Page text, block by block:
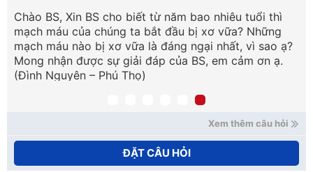
Chào BS, Xin BS cho biết từ năm bao nhiêu tuổi thì
mạch máu của chúng ta bắt đầu bị xơ vữa? Những
mạch máu nào bị xơ vữa là đáng ngại nhất, vì sao ạ?
Mong nhận được sự giải đáp của BS, em cảm ơn ạ.
(Đình Nguyên – Phú Thọ)
Xem thêm câu hỏi
ĐẶT CÂU HỎI